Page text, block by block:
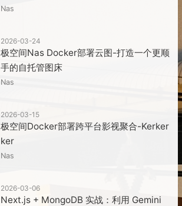
Nas
2026-03-24
极空间Nas Docker部署云图-打造一个更顺
手的自托管图床
Nas
2026-03-15
极空间Docker部署跨平台影视聚合-Kerker
ker
Nas
2026-03-06
Next.js + MongoDB 实战：利用 Gemini